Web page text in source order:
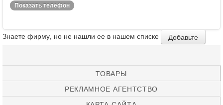
Показать телефон
Знаете фирму, но не нашли ее в нашем списке Добавьте
ТОВАРЫ
РЕКЛАМНОЕ АГЕНТСТВО